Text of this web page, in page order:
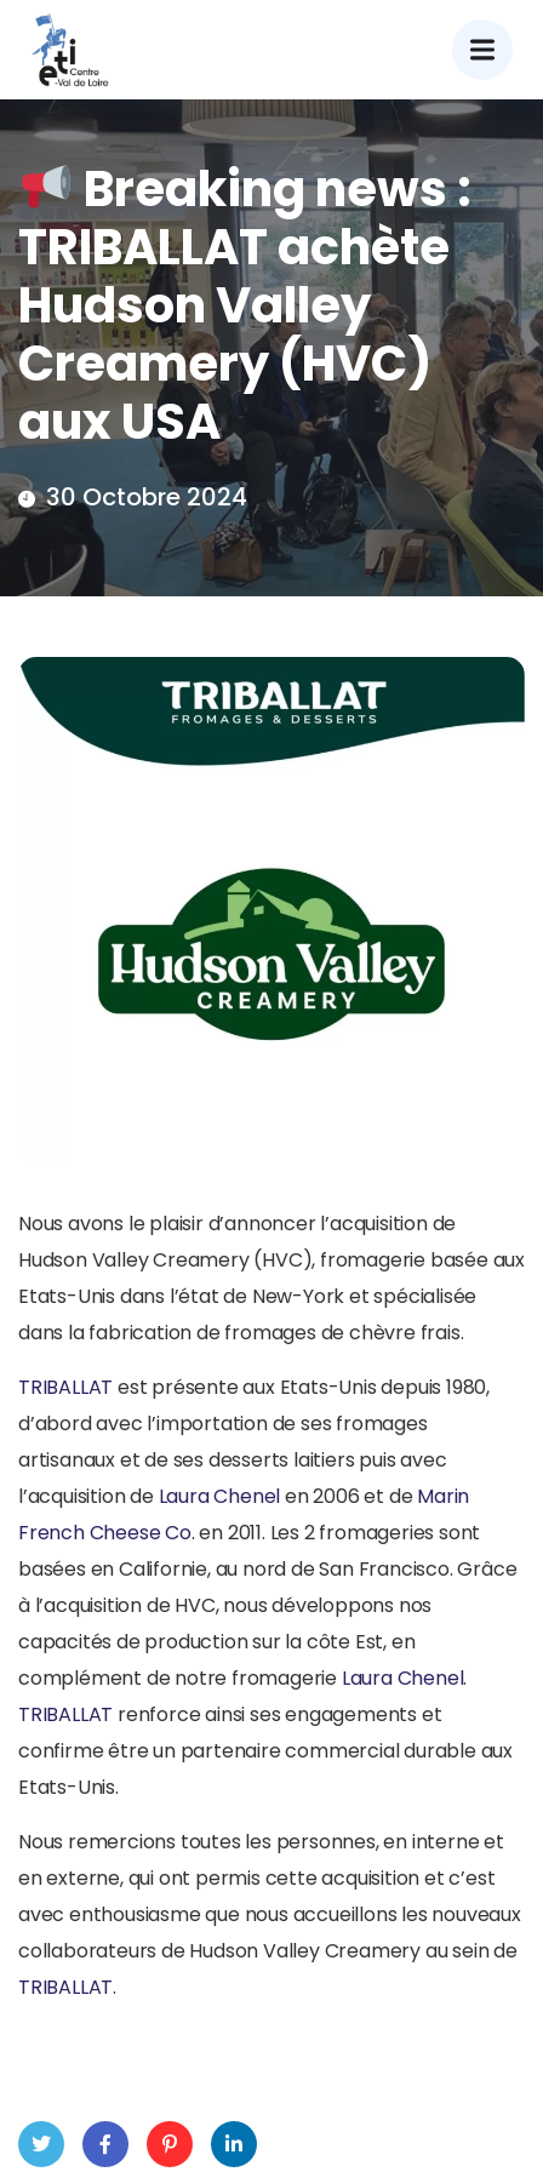
Breaking news :
TRIBALLAT achète
Hudson Valley
Creamery (HVC)
aux USA
30 Octobre 2024
Nous avons le plaisir d’annoncer l’acquisition de
Hudson Valley Creamery (HVC), fromagerie basée aux
Etats-Unis dans l’état de New-York et spécialisée
dans la fabrication de fromages de chèvre frais.
TRIBALLAT est présente aux Etats-Unis depuis 1980,
d’abord avec l’importation de ses fromages
artisanaux et de ses desserts laitiers puis avec
l’acquisition de Laura Chenelen 2006 et deMarin
French Cheese Co.en 2011. Les 2 fromageries sont
basées en Californie, au nord de San Francisco. Grâce
à l’acquisition de HVC, nous développons nos
capacités de production sur la côte Est, en
complément de notre fromagerie Laura Chenel.
TRIBALLAT renforce ainsi ses engagements et
confirme être un partenaire commercial durable aux
Etats-Unis.
Nous remercions toutes les personnes, en interne et
en externe, qui ont permis cette acquisition et c’est
avec enthousiasme que nous accueillons les nouveaux
collaborateurs de Hudson Valley Creamery au sein de
TRIBALLAT.